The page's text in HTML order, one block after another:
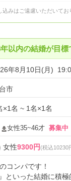
みはご遠慮いただいてお
年以内の結婚が目
年8月10日(月)
市
×1名 ~ 1名×1名
女性35~46才募集中
女性9300円(税込10230
コンパです！
といった結婚に積